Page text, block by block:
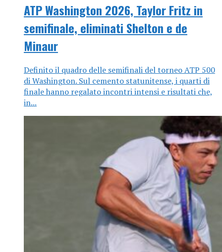
ATP Washington 2026, Taylor Fritz in
semifinale, eliminati Shelton e de
Minaur
Definito il quadro delle semifinali del torneo ATP 500
di Washington. Sul cemento statunitense, i quarti di
finale hanno regalato incontri intensi e risultati che,
in...